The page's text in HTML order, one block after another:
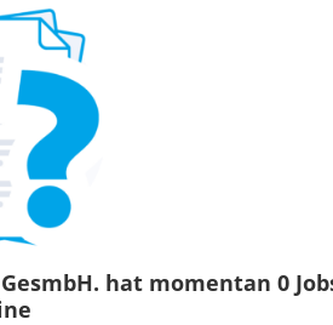
hat momentan 0